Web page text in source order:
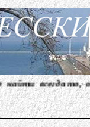
то, о чем